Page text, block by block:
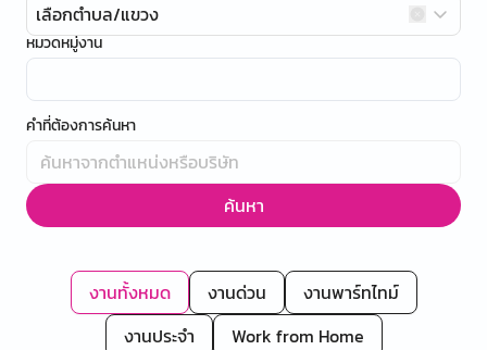
เลือกตำบล/แขวง
หมวดหมู่งาน
คำที่ต้องการค้นหา
ค้นหา
งานทั้งหมด งานด่วน
งานพาร์ทไทม์
งานประจำ
Work from Home